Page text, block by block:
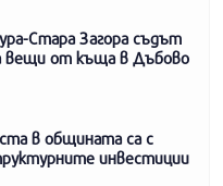
Стара Загора съдът
вещи от къща в Дъбово
в общината са с
инвестиции